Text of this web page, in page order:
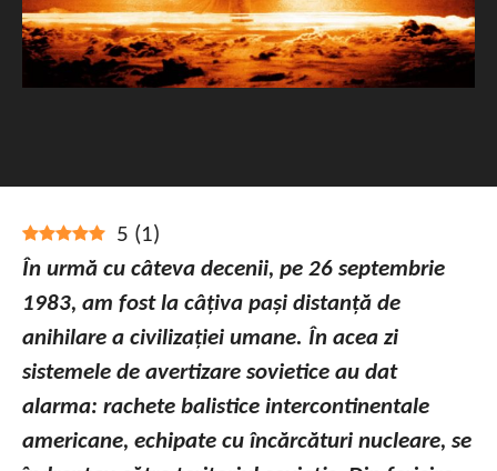
5 (1)
În urmă cu câteva decenii, pe 26 septembrie
1983, am fost la câțiva pași distanță de
anihilare a civilizației umane. În acea zi
sistemele de avertizare sovietice au dat
alarma: rachete balistice intercontinentale
americane, echipate cu încărcături nucleare, se